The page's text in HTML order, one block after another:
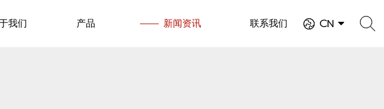
我们 产品 新闻资讯 联系我们 CN